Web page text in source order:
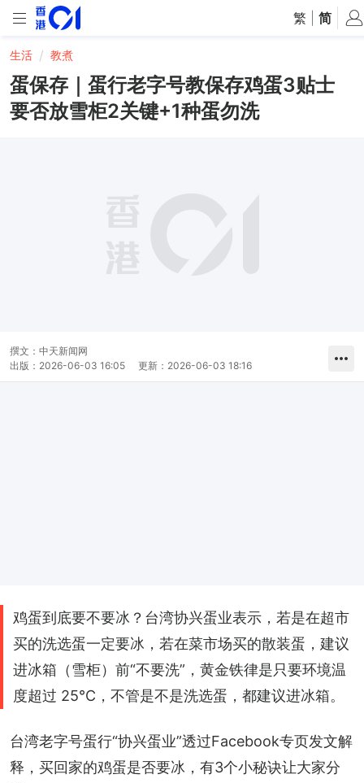
繁 简
生活 教煮
蛋保存｜蛋行老字号教保存鸡蛋3贴士
要否放雪柜2关键+1种蛋勿洗
撰文： 中天新闻网
出版： 2026-06-03 16:05 更新： 2026-06-03 18:16
鸡蛋到底要不要冰？台湾协兴蛋业表示，若是在超市
买的洗选蛋一定要冰，若在菜市场买的散装蛋，建议
进冰箱（雪柜）前“不要洗”，黄金铁律是只要环境温
度超过 25°C，不管是不是洗选蛋，都建议进冰箱。
台湾老字号蛋行“协兴蛋业”透过Facebook专页发文解
释，买回家的鸡蛋是否要冰，有3个小秘诀让大家分